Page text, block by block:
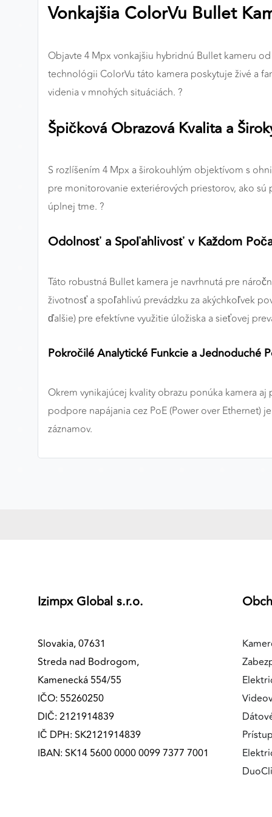
Vonkajšia ColorVu Bullet
Objavte 4 Mpx vonkajšiu hybridnú Bullet kameru
technológii ColorVu táto kamera poskytuje živé a
videnia v mnohých situáciách. ?
Špičková Obrazová Kvalita a
S rozlíšením 4 Mpx a širokouhlým objektívom s
pre monitorovanie exteriérových priestorov, ako
úplnej tme. ?
Odolnosť a Spoľahlivosť v Každom
Táto robustná Bullet kamera je navrhnutá pre
životnosť a spoľahlivú prevádzku za akýchkoľvek
ďalšie) pre efektívne využitie úložiska a sieťovej
Pokročilé Analytické Funkcie a Jednoduché
Okrem vynikajúcej kvality obrazu ponúka kamera
podpore napájania cez PoE (Power over Ethernet)
záznamov.
Izimpx Global s.r.o.
Slovakia, 07631
Streda nad Bodrogom,
Kamenecká 554/55
IČO: 55260250
DIČ: 2121914839
IČ DPH: SK2121914839
IBAN: SK14 5600 0000 0099 7377 7001
Preferenčné cookies
ANALYTICKÉ COOKIES
Analytické cookies nám umožňujú meranie výkonu
nášho webu. Ich pomocou určujeme počet návštev a
pomocou týchto cookies spracovávame anonymne a
cookies môžeme optimalizovať výkon a funkčnosť
našich stránok.
Poskytovateľ: Google
MARKETINGOVÉ COOKIES
Marketingové cookies sa používajú na sledovanie
správania používateľov naprieč webovými stránkami.
relevantnú reklamu, a to na našom webe aj v
Google Ads